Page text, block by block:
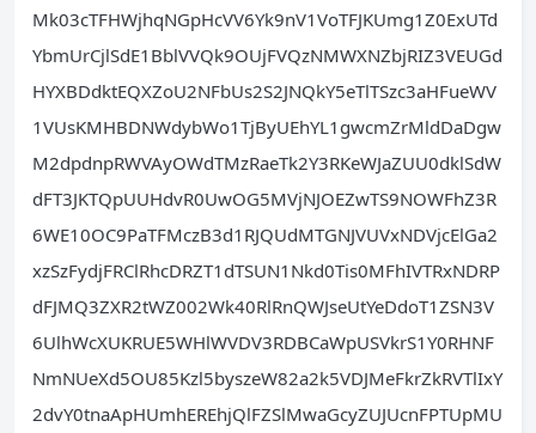
Mk03cTFHWjhqNGpHcVV6Yk9nV1VoTFJKUmg1Z0ExUTd
YbmUrCjlSdE1BblVVQk9OUjFVQzNMWXNZbjRIZ3VEUGd
HYXBDdktEQXZoU2NFbUs2S2JNQkY5eTlTSzc3aHFueWV
1VUsKMHBDNWdybWo1TjByUEhYL1gwcmZrMldDaDgw
M2dpdnpRWVAyOWdTMzRaeTk2Y3RKeWJaZUU0dklSdW
dFT3JKTQpUUHdvR0UwOG5MVjNJOEZwTS9NOWFhZ3R
6WE10OC9PaTFMczB3d1RJQUdMTGNJVUVxNDVjcElGa2
xzSzFydjFRClRhcDRZT1dTSUN1Nkd0Tis0MFhIVTRxNDRP
dFJMQ3ZXR2tWZ002Wk40RlRnQWJseUtYeDdoT1ZSN3V
6UlhWcXUKRUE5WHlWVDV3RDBCaWpUSVkrS1Y0RHNF
NmNUeXd5OU85Kzl5byszeW82a2k5VDJMeFkrZkRVTlIxY
2dvY0tnaApHUmhEREhjQlFZSlMwaGcyZUJUcnFPTUpMU